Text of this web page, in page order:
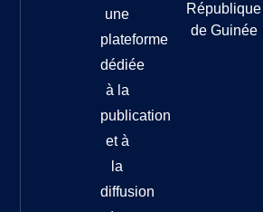
une
plateforme
dédiée
à la
publication
et à
la
diffusion
République
de Guinée